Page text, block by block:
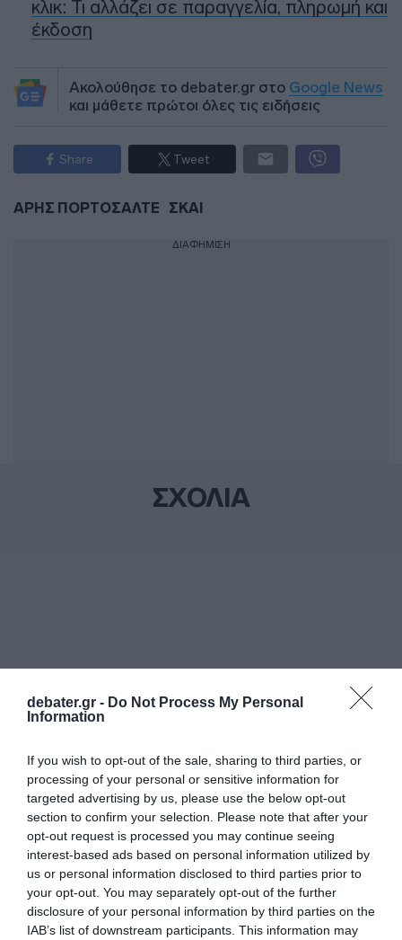
debater.gr - Do Not Process My Personal
Information
If you wish to opt-out of the sale, sharing to third parties, or
processing of your personal or sensitive information for
targeted advertising by us, please use the below opt-out
section to confirm your selection. Please note that after your
opt-out request is processed you may continue seeing
interest-based ads based on personal information utilized by
us or personal information disclosed to third parties prior to
your opt-out. You may separately opt-out of the further
disclosure of your personal information by third parties on the
IAB’s list of downstream participants. This information may
κλικ: Τι αλλάζει σε παραγγελία, πληρωμή και
έκδοση
Ακολούθησε το debater.gr στο Google News
και μάθετε πρώτοι όλες τις ειδήσεις
Share Tweet
ΑΡΗΣ ΠΟΡΤΟΣΑΛΤΕ ΣΚΑΙ
ΔΙΑΦΗΜΙΣΗ
ΣΧΟΛΙΑ